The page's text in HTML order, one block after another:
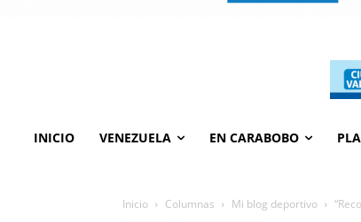
INICIO VENEZUELA EN CARABOBO
Inicio Columnas Mi blog deportivo